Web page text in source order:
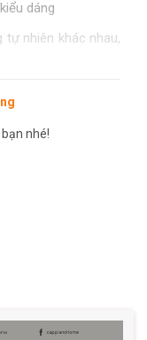
dáng
nhiên khác nhau,
đối tác trong dịp
nhé!